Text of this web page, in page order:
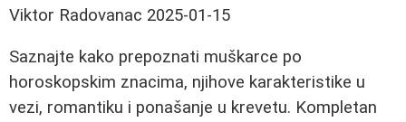
Viktor Radovanac 2025-01-15
Saznajte kako prepoznati muškarce po
horoskopskim znacima, njihove karakteristike u
vezi, romantiku i ponašanje u krevetu. Kompletan